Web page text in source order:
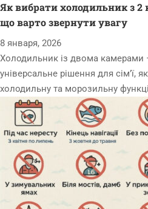
Як вибрати холодильник з
що варто звернути увагу
8 января, 2026
Холодильник із двома камерами
універсальне рішення для сім’ї,
холодильну та морозильну